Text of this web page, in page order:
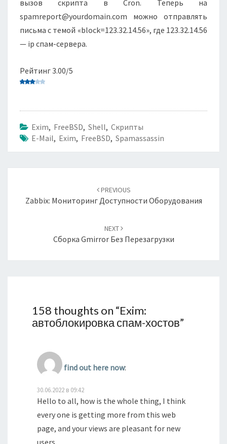
вызов скрипта в Cron. Теперь на
spamreport@yourdomain.com можно отправлять
письма с темой «block=123.32.14.56», где 123.32.14.56
— ip спам-сервера.
Рейтинг 3.00/5
Exim, FreeBSD, Shell, Скрипты
E-Mail, Exim, FreeBSD, Spamassassin
записям
PREVIOUS
Zabbix: Мониторинг Доступности Оборудования
NEXT
Сборка Gmirror Без Перезагрузки
158 thoughts on “Exim:
автоблокировка спам-хостов”
find out here now:
30.06.2022 в 09:42
Hello to all, how is the whole thing, I think
every one is getting more from this web
page, and your views are pleasant for new